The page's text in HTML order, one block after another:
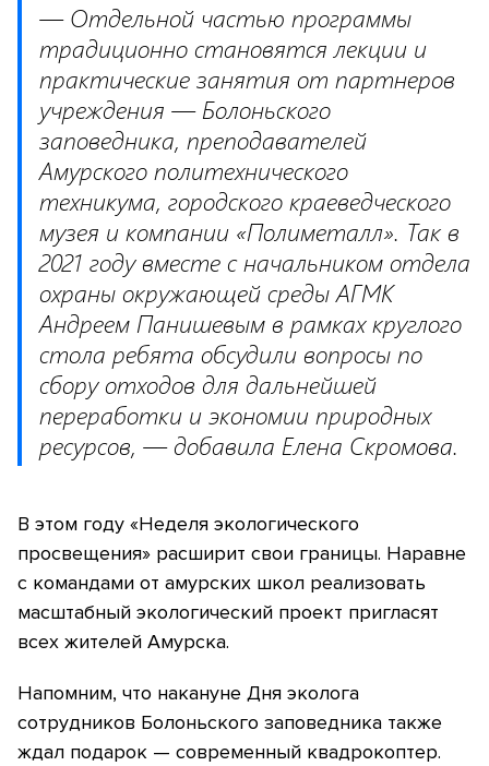
— Отдельной частью программы
традиционно становятся лекции и
практические занятия от партнеров
учреждения — Болоньского
заповедника, преподавателей
Амурского политехнического
техникума, городского краеведческого
музея и компании «Полиметалл». Так в
2021 году вместе с начальником отдела
охраны окружающей среды АГМК
Андреем Панишевым в рамках круглого
стола ребята обсудили вопросы по
сбору отходов для дальнейшей
переработки и экономии природных
ресурсов, — добавила Елена Скромова.
В этом году «Неделя экологического
просвещения» расширит свои границы. Наравне
с командами от амурских школ реализовать
масштабный экологический проект пригласят
всех жителей Амурска.
Напомним, что накануне Дня эколога
сотрудников Болоньского заповедника также
ждал подарок — современный квадрокоптер.